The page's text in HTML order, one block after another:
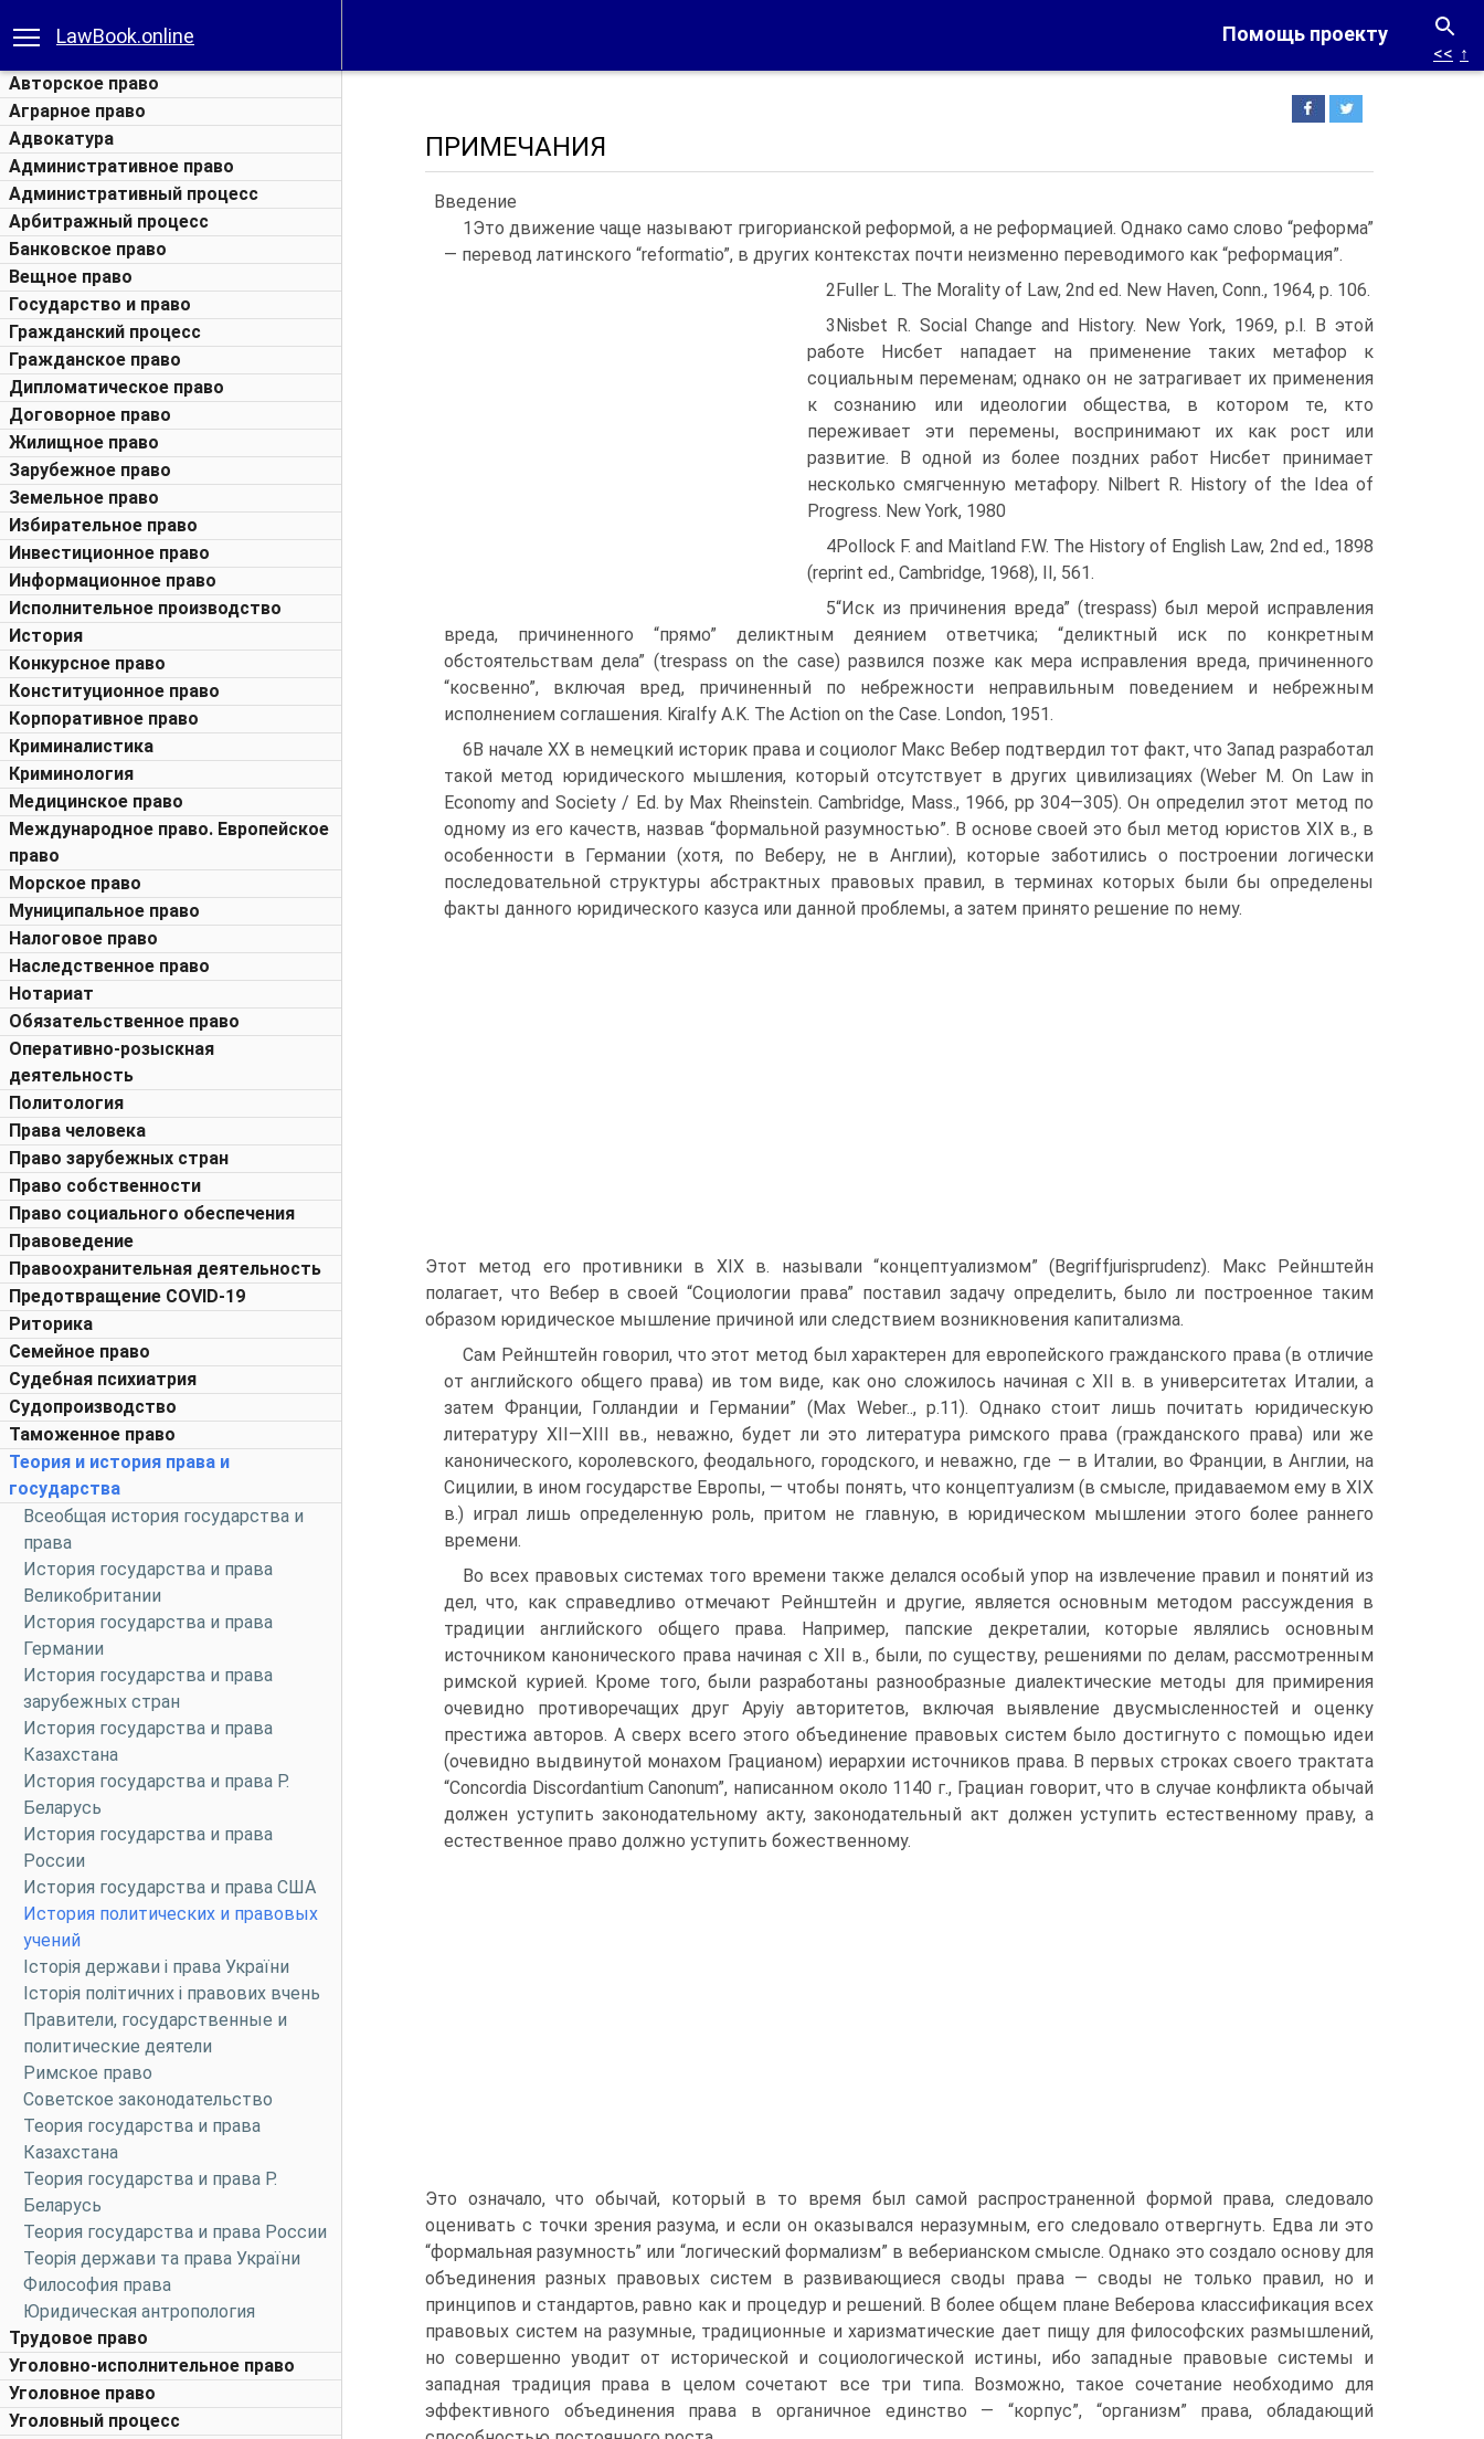
Помощь проекту
LawBook.online
Авторское право
Аграрное право
Адвокатура
Административное право
Административный процесс
Арбитражный процесс
Банковское право
Вещное право
Государство и право
Гражданский процесс
Гражданское право
Дипломатическое право
Договорное право
Жилищное право
Зарубежное право
Земельное право
Избирательное право
Инвестиционное право
Информационное право
Исполнительное производство
История
Конкурсное право
Конституционное право
Корпоративное право
Криминалистика
Криминология
Медицинское право
Международное право. Европейское
право
Морское право
Муниципальное право
Налоговое право
Наследственное право
Нотариат
Обязательственное право
Оперативно-розыскная
деятельность
Политология
Права человека
Право зарубежных стран
Право собственности
Право социального обеспечения
Правоведение
Правоохранительная деятельность
Предотвращение COVID-19
Риторика
Семейное право
Судебная психиатрия
Судопроизводство
Таможенное право
Теория и история права и
государства
Всеобщая история государства и
права
История государства и права
Великобритании
История государства и права
Германии
История государства и права
зарубежных стран
История государства и права
Казахстана
История государства и права Р.
Беларусь
История государства и права
России
История государства и права США
История политических и правовых
учений
Історія держави і права України
Історія політичних і правових вчень
Правители, государственные и
политические деятели
Римское право
Советское законодательство
Теория государства и права
Казахстана
Теория государства и права Р.
Беларусь
Теория государства и права России
Теорія держави та права України
Философия права
Юридическая антропология
Трудовое право
Уголовно-исполнительное право
Уголовное право
Уголовный процесс
<< ↑
ПРИМЕЧАНИЯ
Введение
1Это движение чаще называют григорианской реформой, а не реформацией. Однако само слово “реформа”
— перевод латинского “reformatio”, в других контекстах почти неизменно переводимого как “реформация”.
2Fuller L. The Morality of Law, 2nd ed. New Haven, Conn., 1964, p. 106.
3Nisbet R. Social Change and History. New York, 1969, p.l. В этой
работе Нисбет нападает на применение таких метафор к
социальным переменам; однако он не затрагивает их применения
к сознанию или идеологии общества, в котором те, кто
переживает эти перемены, воспринимают их как рост или
развитие. В одной из более поздних работ Нисбет принимает
несколько смягченную метафору. Nilbert R. History of the Idea of
Progress. New York, 1980
4Pollock F. and Maitland F.W. The History of English Law, 2nd ed., 1898
(reprint ed., Cambridge, 1968), II, 561.
5“Иск из причинения вреда” (trespass) был мерой исправления
вреда, причиненного “прямо” деликтным деянием ответчика; “деликтный иск по конкретным
обстоятельствам дела” (trespass on the case) развился позже как мера исправления вреда, причиненного
“косвенно”, включая вред, причиненный по небрежности неправильным поведением и небрежным
исполнением соглашения. Kiralfy A.K. The Action on the Case. London, 1951.
6B начале XX в немецкий историк права и социолог Макс Вебер подтвердил тот факт, что Запад разработал
такой метод юридического мышления, который отсутствует в других цивилизациях (Weber M. On Law in
Economy and Society / Ed. by Max Rheinstein. Cambridge, Mass., 1966, pp 304—305). Он определил этот метод по
одному из его качеств, назвав “формальной разумностью”. В основе своей это был метод юристов XIX в., в
особенности в Германии (хотя, по Веберу, не в Англии), которые заботились о построении логически
последовательной структуры абстрактных правовых правил, в терминах которых были бы определены
факты данного юридического казуса или данной проблемы, а затем принято решение по нему.
Этот метод его противники в XIX в. называли “концептуализмом” (Begriffjurisprudenz). Макс Рейнштейн
полагает, что Вебер в своей “Социологии права” поставил задачу определить, было ли построенное таким
образом юридическое мышление причиной или следствием возникновения капитализма.
Сам Рейнштейн говорил, что этот метод был характерен для европейского гражданского права (в отличие
от английского общего права) ив том виде, как оно сложилось начиная с XII в. в университетах Италии, а
затем Франции, Голландии и Германии” (Мах Weber.., р.11). Однако стоит лишь почитать юридическую
литературу XII—XIII вв., неважно, будет ли это литература римского права (гражданского права) или же
канонического, королевского, феодального, городского, и неважно, где — в Италии, во Франции, в Англии, на
Сицилии, в ином государстве Европы, — чтобы понять, что концептуализм (в смысле, придаваемом ему в XIX
в.) играл лишь определенную роль, притом не главную, в юридическом мышлении этого более раннего
времени.
Во всех правовых системах того времени также делался особый упор на извлечение правил и понятий из
дел, что, как справедливо отмечают Рейнштейн и другие, является основным методом рассуждения в
традиции английского общего права. Например, папские декреталии, которые являлись основным
источником канонического права начиная с XII в., были, по существу, решениями по делам, рассмотренным
римской курией. Кроме того, были разработаны разнообразные диалектические методы для примирения
очевидно противоречащих друг Apyiy авторитетов, включая выявление двусмысленностей и оценку
престижа авторов. А сверх всего этого объединение правовых систем было достигнуто с помощью идеи
(очевидно выдвинутой монахом Грацианом) иерархии источников права. В первых строках своего трактата
“Concordia Discordantium Canonum”, написанном около 1140 г., Грациан говорит, что в случае конфликта обычай
должен уступить законодательному акту, законодательный акт должен уступить естественному праву, а
естественное право должно уступить божественному.
Это означало, что обычай, который в то время был самой распространенной формой права, следовало
оценивать с точки зрения разума, и если он оказывался неразумным, его следовало отвергнуть. Едва ли это
“формальная разумность” или “логический формализм” в веберианском смысле. Однако это создало основу для
объединения разных правовых систем в развивающиеся своды права — своды не только правил, но и
принципов и стандартов, равно как и процедур и решений. В более общем плане Веберова классификация всех
правовых систем на разумные, традиционные и харизматические дает пищу для философских размышлений,
но совершенно уводит от исторической и социологической истины, ибо западные правовые системы и
западная традиция права в целом сочетают все три типа. Возможно, такое сочетание необходимо для
эффективного объединения права в органичное единство — “корпус”, “организм” права, обладающий